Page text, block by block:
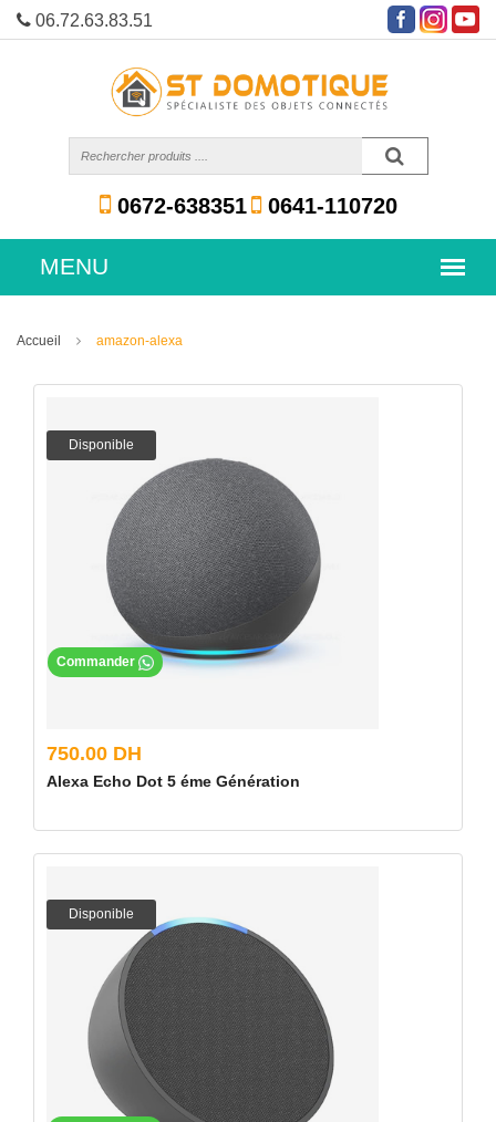
06.72.63.83.51
0672-638351 0641-110720
Accueil amazon-alexa
Disponible
750.00 DH
Alexa Echo Dot 5 éme Génération
Commander
Disponible